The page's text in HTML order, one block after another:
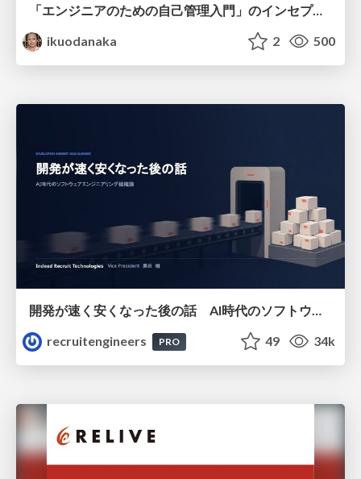
「エンジニアのための自己管理入門」のインセプションデッキ/Inception Deck of Self-Management beginner's guide book
ikuodanaka
2 500
開発が速く安くなった後の話 AI時代のソフトウェアエンジニアリング組織論 #devsumi
recruitengineers
PRO 49 34k